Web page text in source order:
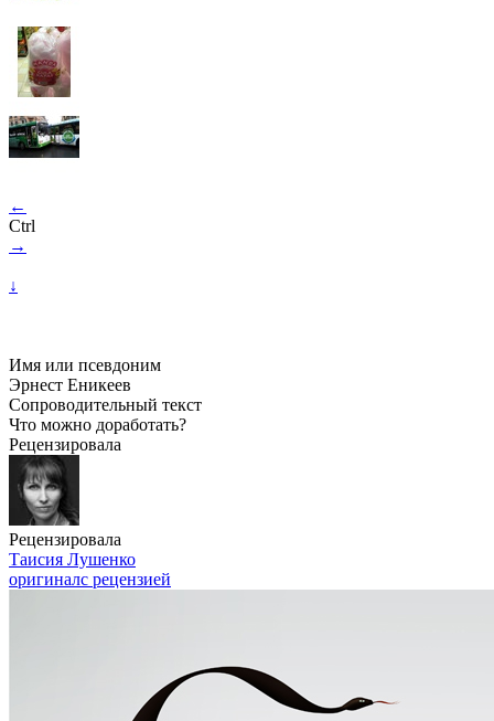
←
Ctrl
→
↓
Имя или псевдоним
Эрнест Еникеев
Сопроводительный текст
Что можно доработать?
Рецензировала
Рецензировала
Таисия Лушенко
оригиналс рецензией